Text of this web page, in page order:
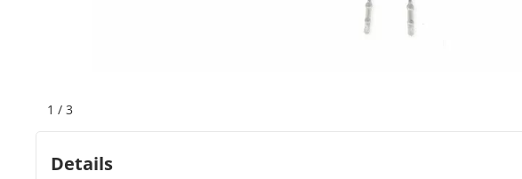
1 / 3
Details